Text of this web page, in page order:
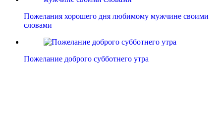
Пожелания хорошего дня любимому мужчине своими
словами
Пожелание доброго субботнего утра